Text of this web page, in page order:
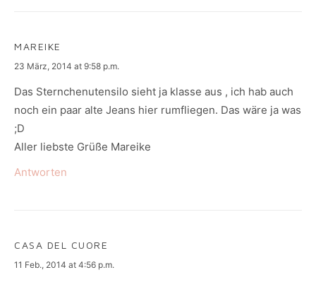
MAREIKE
says:
23 März, 2014 at 9:58 p.m.
Das Sternchenutensilo sieht ja klasse aus , ich hab auch
noch ein paar alte Jeans hier rumfliegen. Das wäre ja was
;D
Aller liebste Grüße Mareike
Antworten
CASA DEL CUORE
says:
11 Feb., 2014 at 4:56 p.m.